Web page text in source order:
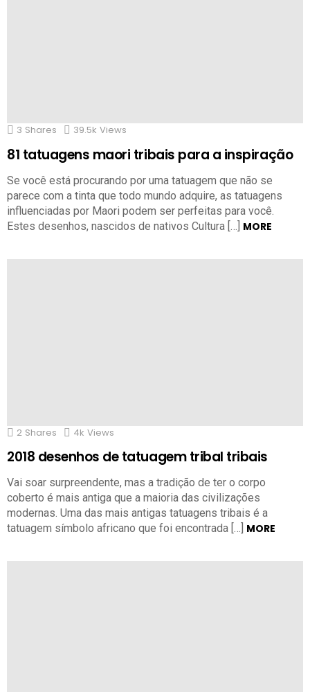
3 Shares 39.5k Views
81 tatuagens maori tribais para a inspiração
Se você está procurando por uma tatuagem que não se
parece com a tinta que todo mundo adquire, as tatuagens
influenciadas por Maori podem ser perfeitas para você.
Estes desenhos, nascidos de nativos Cultura […] MORE
2 Shares 4k Views
2018 desenhos de tatuagem tribal tribais
Vai soar surpreendente, mas a tradição de ter o corpo
coberto é mais antiga que a maioria das civilizações
modernas. Uma das mais antigas tatuagens tribais é a
tatuagem símbolo africano que foi encontrada […] MORE